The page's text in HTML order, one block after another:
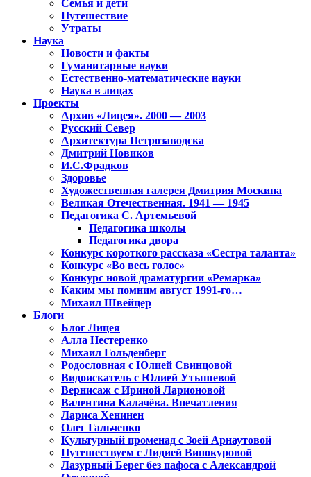
Семья и дети
Путешествие
Утраты
Наука
Новости и факты
Гуманитарные науки
Естественно-математические науки
Наука в лицах
Проекты
Архив «Лицея». 2000 — 2003
Русский Север
Архитектура Петрозаводска
Дмитрий Новиков
И.С.Фрадков
Здоровье
Художественная галерея Дмитрия Москина
Великая Отечественная. 1941 — 1945
Педагогика С. Артемьевой
Педагогика школы
Педагогика двора
Конкурс короткого рассказа «Сестра таланта»
Конкурс «Во весь голос»
Конкурс новой драматургии «Ремарка»
Каким мы помним август 1991-го…
Михаил Швейцер
Блоги
Блог Лицея
Алла Нестеренко
Михаил Гольденберг
Родословная с Юлией Свинцовой
Видоискатель с Юлией Утышевой
Вернисаж с Ириной Ларионовой
Валентина Калачёва. Впечатления
Лариса Хенинен
Олег Гальченко
Культурный променад с Зоей Арнаутовой
Путешествуем с Лидией Винокуровой
Лазурный Берег без пафоса с Александрой